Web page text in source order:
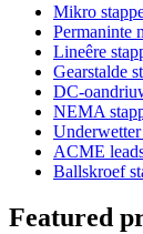
Mikro
Permaninte
Lineêre
Gearstalde
DC-
NEMA
ACME
Ballskroef
Featured